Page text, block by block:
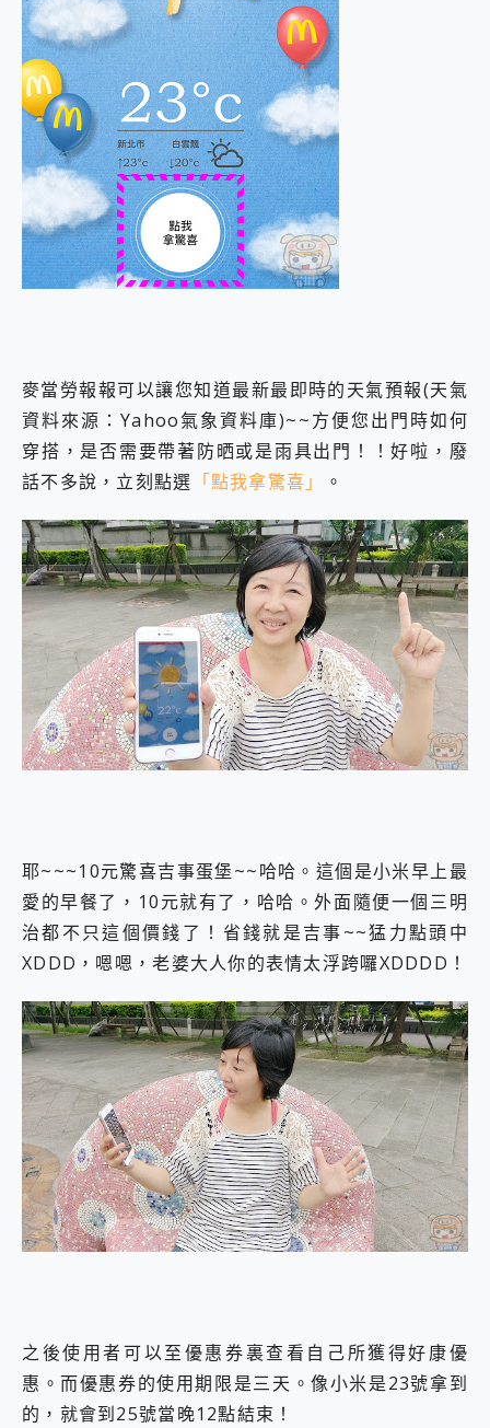
麥當勞報報可以讓您知道最新最即時的天氣預報(天氣
資料來源：Yahoo氣象資料庫)~~方便您出門時如何
穿搭，是否需要帶著防晒或是雨具出門！！好啦，廢
話不多說，立刻點選 「點我拿驚喜」 。
耶~~~10元驚喜吉事蛋堡~~哈哈。這個是小米早上最
愛的早餐了，10元就有了，哈哈。外面隨便一個三明
治都不只這個價錢了！省錢就是吉事~~猛力點頭中
XDDD，嗯嗯，老婆大人你的表情太浮跨囉XDDDD！
之後使用者可以至優惠券裏查看自己所獲得好康優
惠。而優惠券的使用期限是三天。像小米是23號拿到
的，就會到25號當晚12點結束！